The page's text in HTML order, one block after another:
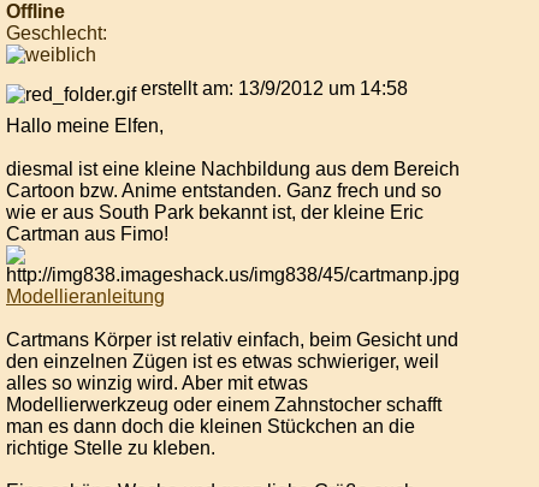
Offline
Geschlecht:
erstellt am: 13/9/2012 um 14:58
Hallo meine Elfen,
diesmal ist eine kleine Nachbildung aus dem Bereich
Cartoon bzw. Anime entstanden. Ganz frech und so
wie er aus South Park bekannt ist, der kleine Eric
Cartman aus Fimo!
Modellieranleitung
Cartmans Körper ist relativ einfach, beim Gesicht und
den einzelnen Zügen ist es etwas schwieriger, weil
alles so winzig wird. Aber mit etwas
Modellierwerkzeug oder einem Zahnstocher schafft
man es dann doch die kleinen Stückchen an die
richtige Stelle zu kleben.